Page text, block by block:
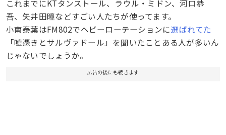
これまでにKTタンストール、ラウル・ミドン、河口恭
吾、矢井田瞳などすごい人たちが使ってます。
小南泰葉はFM802でヘビーローテーションに選ばれてた
「嘘憑きとサルヴァドール」を聞いたことある人が多いん
じゃないでしょうか。
広告の後にも続きます